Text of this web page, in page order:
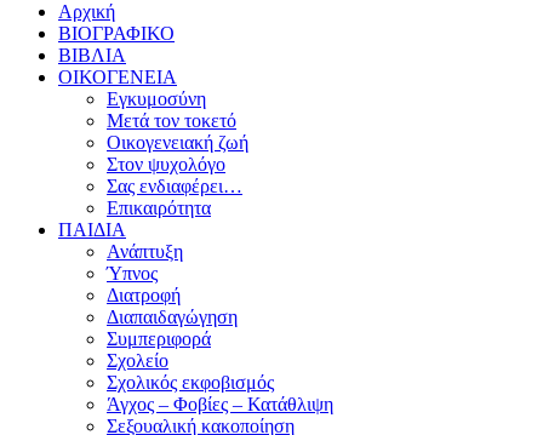
Αρχική
ΒΙΟΓΡΑΦΙΚΟ
ΒΙΒΛΙΑ
ΟΙΚΟΓΕΝΕΙΑ
Εγκυμοσύνη
Μετά τον τοκετό
Οικογενειακή ζωή
Στον ψυχολόγο
Σας ενδιαφέρει…
Επικαιρότητα
ΠΑΙΔΙΑ
Ανάπτυξη
Ύπνος
Διατροφή
Διαπαιδαγώγηση
Συμπεριφορά
Σχολείο
Σχολικός εκφοβισμός
Άγχος – Φοβίες – Κατάθλιψη
Σεξουαλική κακοποίηση